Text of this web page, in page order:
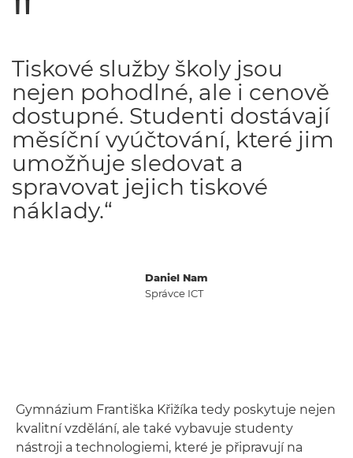
Daniel Nam
Správce ICT
Tiskové služby školy jsou
nejen pohodlné, ale i cenově
dostupné. Studenti dostávají
měsíční vyúčtování, které jim
umožňuje sledovat a
spravovat jejich tiskové
náklady.“
Gymnázium Františka Křižíka tedy poskytuje nejen
kvalitní vzdělání, ale také vybavuje studenty
nástroji a technologiemi, které je připravují na